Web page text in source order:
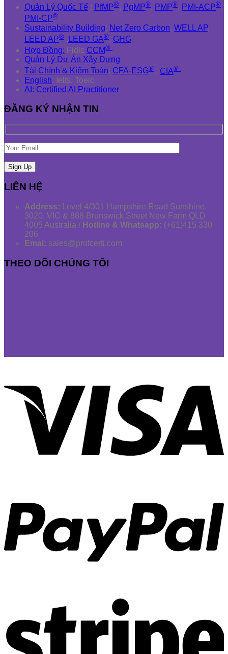
Quản Lý Quốc Tế : PfMP®, PgMP®, PMP®, PMI-ACP®,
PMI-CP®
Sustainability Building: Net Zero Carbon, WELL AP,
LEED AP® , LEED GA®, GHG
Hợp Đồng: Fidic CCM®
Quản Lý Dự Án Xây Dựng
Tài Chính & Kiểm Toán: CFA-ESG® , CIA®
English: Ielts, Toeic
AI: Certified AI Practitioner
ĐĂNG KÝ NHẬN TIN
LIÊN HỆ
Address: Level 4/301 Hampshire Road Sunshine,
3020, VIC & 888 Brunswick Street New Farm QLD
4005 Australia / Hotline & Whatsapp: (+61)415 330
206
Emai: sales@profcerti.com
THEO DÕI CHÚNG TÔI